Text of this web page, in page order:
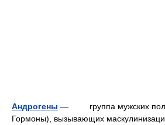
Андрогены — группа мужских
Гормоны), вызывающих